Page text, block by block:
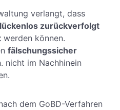
verlangt, dass
lückenlos zurückverfolgt
werden können.
fälschungssicher
nicht im Nachhinein
dem GoBD-Verfahren